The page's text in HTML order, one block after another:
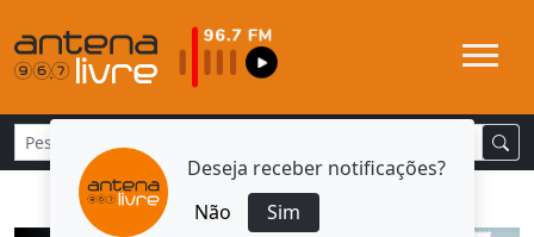
Deseja receber notificações?
Não
Sim